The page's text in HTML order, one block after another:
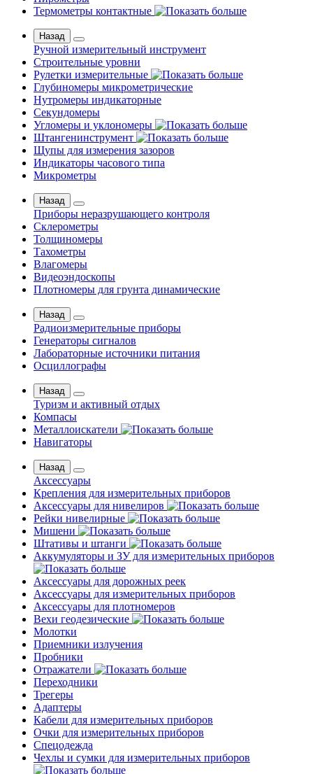
Термометры контактные
Назад
Ручной измерительный инструмент
Строительные уровни
Рулетки измерительные
Глубиномеры микрометрические
Нутромеры индикаторные
Секундомеры
Угломеры и уклономеры
Штангенинструмент
Щупы для измерения зазоров
Индикаторы часового типа
Микрометры
Назад
Приборы неразрушающего контроля
Склерометры
Толщиномеры
Тахометры
Влагомеры
Видеоэндоскопы
Плотномеры для грунта динамические
Назад
Радиоизмерительные приборы
Генераторы сигналов
Лабораторные источники питания
Осциллографы
Назад
Туризм и активный отдых
Компасы
Металлоискатели
Навигаторы
Назад
Аксессуары
Крепления для измерительных приборов
Аксессуары для нивелиров
Рейки нивелирные
Мишени
Штативы и штанги
Аккумуляторы и ЗУ для измерительных приборов
Аксессуары для дорожных реек
Аксессуары для измерительных приборов
Аксессуары для плотномеров
Вехи геодезические
Молотки
Приемники излучения
Пробники
Отражатели
Переходники
Трегеры
Адаптеры
Кабели для измерительных приборов
Очки для измерительных приборов
Спецодежда
Чехлы и сумки для измерительных приборов